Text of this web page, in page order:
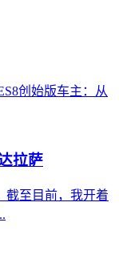
创始版车主：从
拉萨
截至目前，我开着